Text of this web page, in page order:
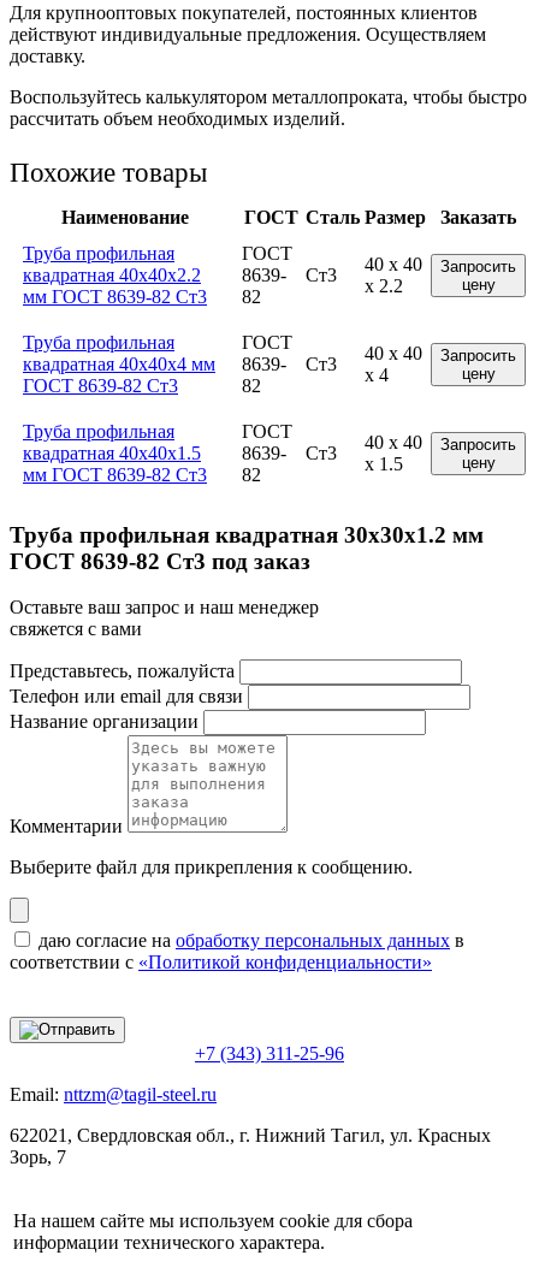
Для крупнооптовых покупателей, постоянных клиентов
действуют индивидуальные предложения. Осуществляем
доставку.
Воспользуйтесь калькулятором металлопроката, чтобы быстро
рассчитать объем необходимых изделий.
Похожие товары
Наименование ГОСТ Сталь Размер
Заказать
Труба профильная
квадратная 40x40x2.2
мм ГОСТ 8639-82 Ст3
ГОСТ
8639-
82
Ст3
40 x 40
x 2.2
Запросить
цену
Труба профильная
квадратная 40x40x4 мм
ГОСТ 8639-82 Ст3
ГОСТ
8639-
82
Ст3
40 x 40
x 4
Запросить
цену
Труба профильная
квадратная 40x40x1.5
мм ГОСТ 8639-82 Ст3
ГОСТ
8639-
82
Ст3
40 x 40
x 1.5
Запросить
цену
Труба профильная квадратная 30x30x1.2 мм
ГОСТ 8639-82 Ст3 под заказ
Оставьте ваш запрос и наш менеджер
свяжется с вами
Представьтесь, пожалуйста
Телефон или email для связи
Название организации
Комментарии
Выберите файл для прикрепления к сообщению.
даю согласие на обработку персональных данных в
соответствии с «Политикой конфиденциальности»
+7 (343) 311-25-96
Email: nttzm@tagil-steel.ru
622021, Свердловская обл., г. Нижний Тагил, ул. Красных
Зорь, 7
На нашем сайте мы используем cookie для сбора
информации технического характера.